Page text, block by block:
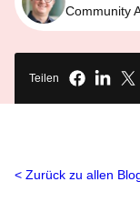
Community
Teilen
Zurück zu allen